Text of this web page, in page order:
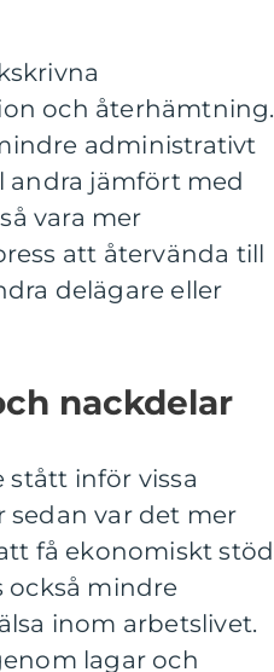
och återhämtning.
administrativt
andra jämfört med
vara mer
att återvända till
delägare eller
nackdelar
inför vissa
var det mer
få ekonomiskt stöd
också mindre
inom arbetslivet.
lagar och